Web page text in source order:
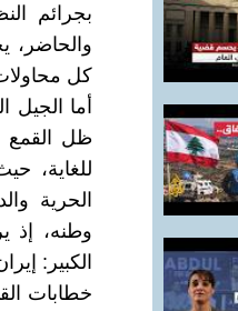
بجرائم
والحاضر،
كل
أما
ظل القمع
للغاية،
الحرية
وطنه، إذ
الكبير:
خطابات